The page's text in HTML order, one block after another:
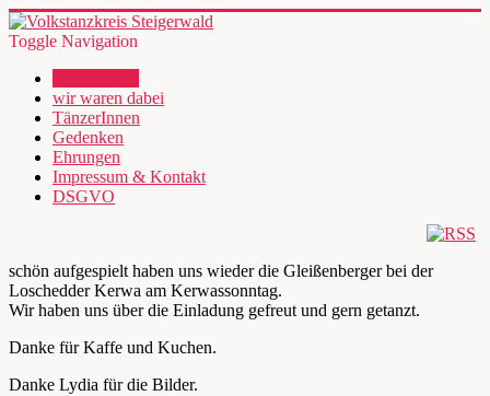
Toggle Navigation
wir waren dabei
TänzerInnen
Gedenken
Ehrungen
Impressum & Kontakt
DSGVO
schön aufgespielt haben uns wieder die Gleißenberger bei der
Loschedder Kerwa am Kerwassonntag.
Wir haben uns über die Einladung gefreut und gern getanzt.
Danke für Kaffe und Kuchen.
Danke Lydia für die Bilder.